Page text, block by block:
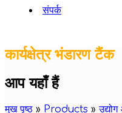
संपर्क
कार्यक्षेत्र भंडारण टैंक
आप यहाँ हैं
मुख पृष्ठ » Products »